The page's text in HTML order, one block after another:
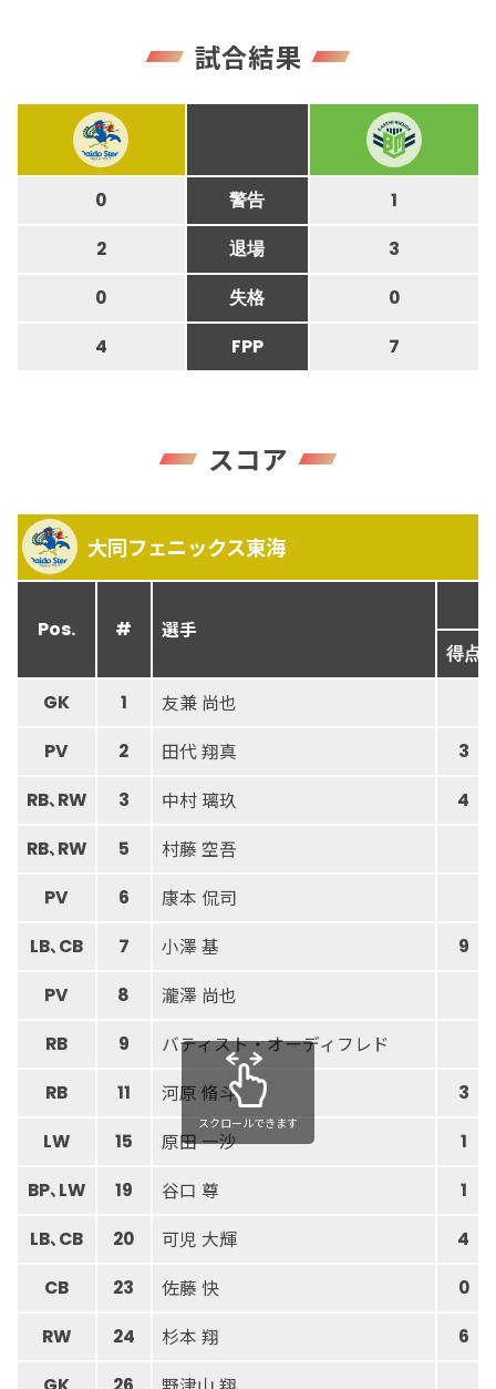
試合結果
0 警告 1
2 退場 3
0 失格 0
4 FPP 7
スコア
大同フェニックス東海
Pos. # 選手
得点
GK 1 友兼 尚也
PV 2 田代 翔真 3
RB､RW 3 中村 璃玖 4
RB､RW 5 村藤 空吾
PV 6 康本 侃司
LB､CB 7 小澤 基 9
PV 8 瀧澤 尚也
RB 9 バティスト・オーディフレド
RB 11 河原 脩斗 3
LW 15 原田 一沙 1
BP､LW 19 谷口 尊 1
LB､CB 20 可児 大輝 4
CB 23 佐藤 快 0
RW 24 杉本 翔 6
スクロールできます